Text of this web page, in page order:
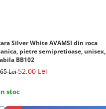
Silver White AVAMSI din roca
pietre semipretioase, unisex,
BB102
Lei52,00 Lei
stoc